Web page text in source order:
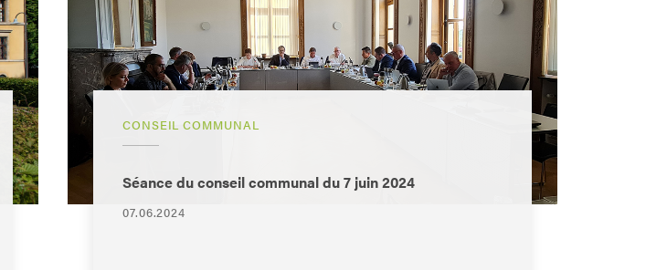
CONSEIL COMMUNAL
Séance du conseil communal du 7 juin 2024
07.06.2024